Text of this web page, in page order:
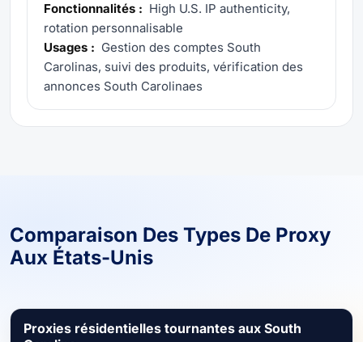
Fonctionnalités : High U.S. IP authenticity,
rotation personnalisable
Usages : Gestion des comptes South
Carolinas, suivi des produits, vérification des
annonces South Carolinaes
Comparaison Des Types De Proxy
Aux États-Unis
Proxies résidentielles tournantes aux South